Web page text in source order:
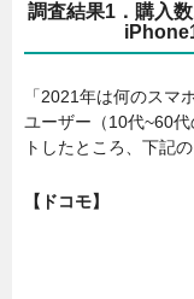
調査結果1．購入
「2021年は何のスマ
ユーザー（10代~60
トしたところ、下記
【ドコモ】